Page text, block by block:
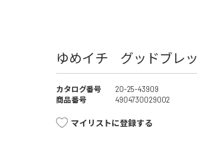
ゆめイチ グッドブレ
カタログ番号
20-25-43909
商品番号
4904730029002
マイリストに登録する